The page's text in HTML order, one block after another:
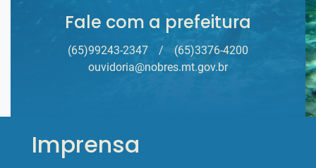
Fale com a prefeitura
(65)99243-2347 /
(65)3376-4200
ouvidoria@nobres.mt.gov.br
Imprensa